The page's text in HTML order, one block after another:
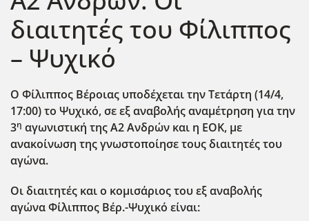
διαιτητές του Φίλιππος
– Ψυχικό
Ο Φίλιππος Βέροιας υποδέχεται την Τετάρτη (14/4,
17:00) το Ψυχικό, σε εξ αναβολής αναμέτρηση για την
3η αγωνιστική της Α2 Ανδρών και η ΕΟΚ, με
ανακοίνωση της γνωστοποίησε τους διαιτητές του
αγώνα.
Οι διαιτητές και ο κομισάριος του εξ αναβολής
αγώνα Φίλιππος Βέρ.-Ψυχικό είναι: